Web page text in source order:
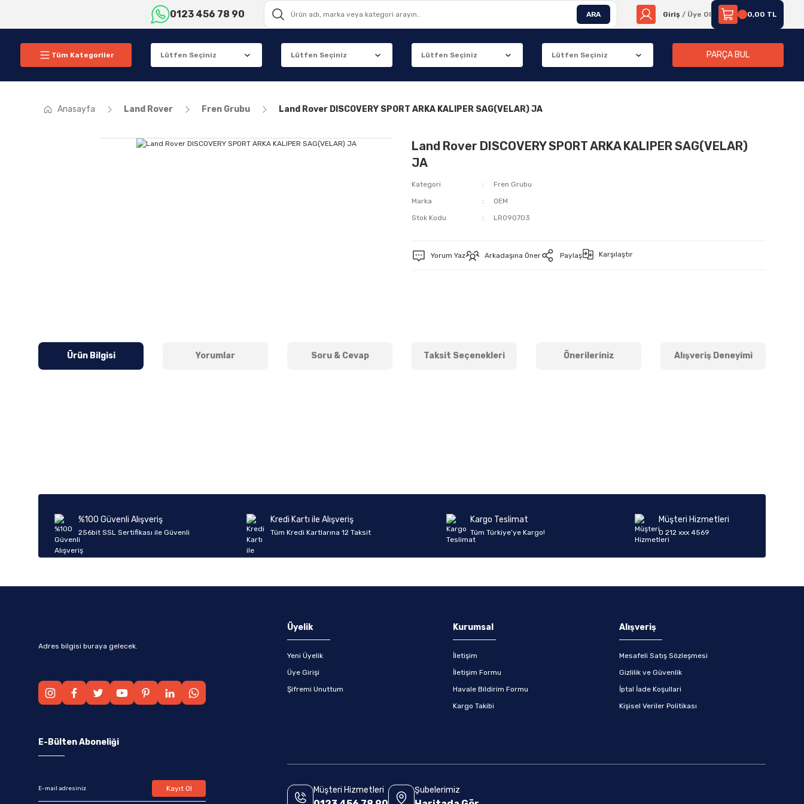
0123 456 78 90 ARA Giriş / Üye Ol 0,00 TL
Tüm Kategoriler PARÇA BUL
Anasayfa Land Rover Fren Grubu Land Rover DISCOVERY SPORT ARKA KALIPER SAG(VELAR) JA
Land Rover DISCOVERY SPORT ARKA KALIPER SAG(VELAR)
JA
Kategori
Fren Grubu
Marka
OEM
Stok Kodu
LR090703
Yorum Yaz Arkadaşına Öner Paylaş Karşılaştır
Ürün Bilgisi Yorumlar Soru & Cevap Taksit Seçenekleri Önerileriniz Alışveriş Deneyimi
Ürün fiyatı diğer sitelerden daha pahalı.
Bu ürüne benzer farklı alternatifler olmalı.
%100 Güvenli Alışveriş
256bit SSL Sertifikası ile Güvenli
Kredi Kartı ile Alışveriş
Tüm Kredi Kartlarına 12 Taksit
Kargo Teslimat
Tüm Türkiye’ye Kargo!
Müşteri Hizmetleri
0 212 xxx 4569
Adres bilgisi buraya gelecek.
Üyelik
Yeni Üyelik
Üye Girişi
Şifremi Unuttum
Kurumsal
İletişim
İletişim Formu
Havale Bildirim Formu
Kargo Takibi
Alışveriş
Mesafeli Satış Sözleşmesi
Gizlilik ve Güvenlik
İptal İade Koşullari
Kişisel Veriler Politikası
E-Bülten Aboneliği
Kayıt Ol Müşteri Hizmetleri Şubelerimiz